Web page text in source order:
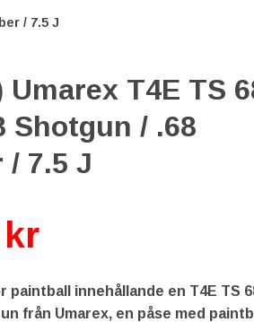
/ 7.5 J
Umarex T4E TS
Shotgun / .68
/ 7.5 J
kr
paintball innehållande en T4E TS
från Umarex, en påse med